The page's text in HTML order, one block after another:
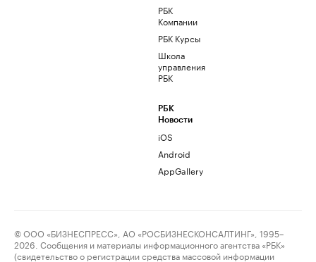
РБК
Компании
РБК Курсы
Школа
управления
РБК
РБК
Новости
iOS
Android
AppGallery
© ООО «БИЗНЕСПРЕСС», АО «РОСБИЗНЕСКОНСАЛТИНГ», 1995–
2026. Сообщения и материалы информационного агентства «РБК»
(свидетельство о регистрации средства массовой информации